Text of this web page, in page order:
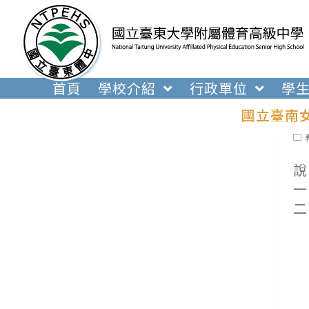
內
首頁 學校介紹 行政單位 學
國立臺南